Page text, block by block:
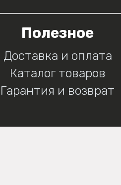
Полезное
Доставка и оплата
Каталог товаров
Гарантия и возврат